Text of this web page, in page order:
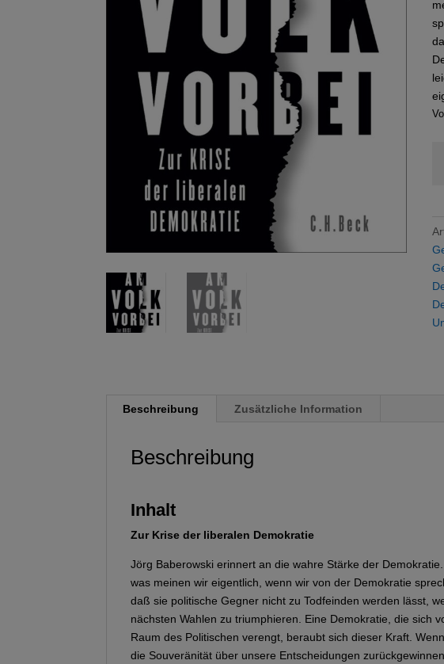
Beschreibung Zusätzliche Information
Beschreibung
Inhalt
Zur Krise der liberalen Demokratie
Jörg Baberowski erinnert an die wahre Stärke der
was meinen wir eigentlich, wenn wir von der Demokratie
daß sie politische Gegner nicht zu Todfeinden werden lässt,
nächsten Wahlen zu triumphieren. Eine Demokratie, die sich
Raum des Politischen verengt, beraubt sich dieser Kraft.
die Souveränität über unsere Entscheidungen